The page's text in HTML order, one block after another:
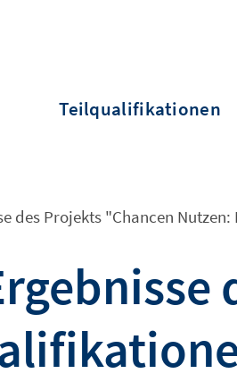
Teilqualifikationen
des Projekts "Chancen